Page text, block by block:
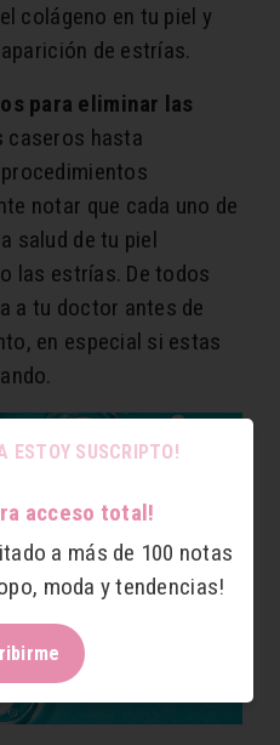
colágeno en tu piel y
de estrías.
para eliminar las
caseros hasta
notar que cada uno de
salud de tu piel
las estrías. De todos
a tu doctor antes de
en especial si estas
ESTOY SUSCRIPTO!
acceso total!
a más de 100 notas
moda y tendencias!